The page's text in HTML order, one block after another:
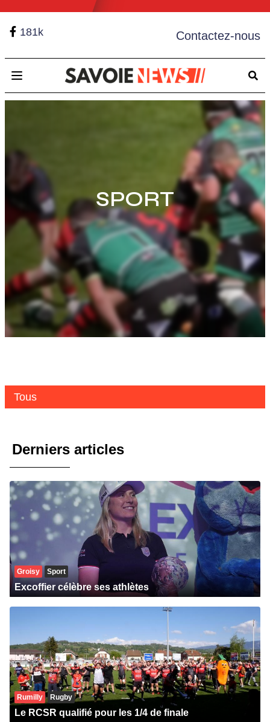
181k Contactez-nous
Open main menu
SPORT
Tous
Derniers articles
Groisy Sport
Excoffier célèbre ses athlètes
Rumilly Rugby
Le RCSR qualifié pour les 1/4 de finale